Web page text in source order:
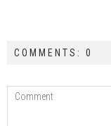
COMMENTS: 0